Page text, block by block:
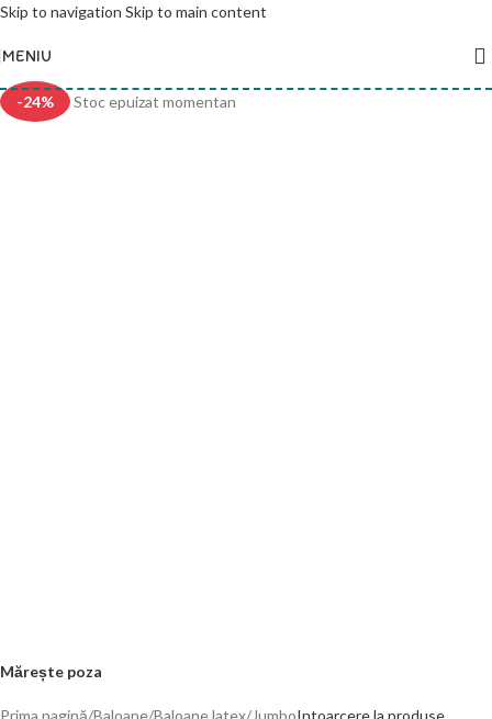
Skip to navigation Skip to main content
MENIU
-24% Stoc epuizat momentan
Mărește poza